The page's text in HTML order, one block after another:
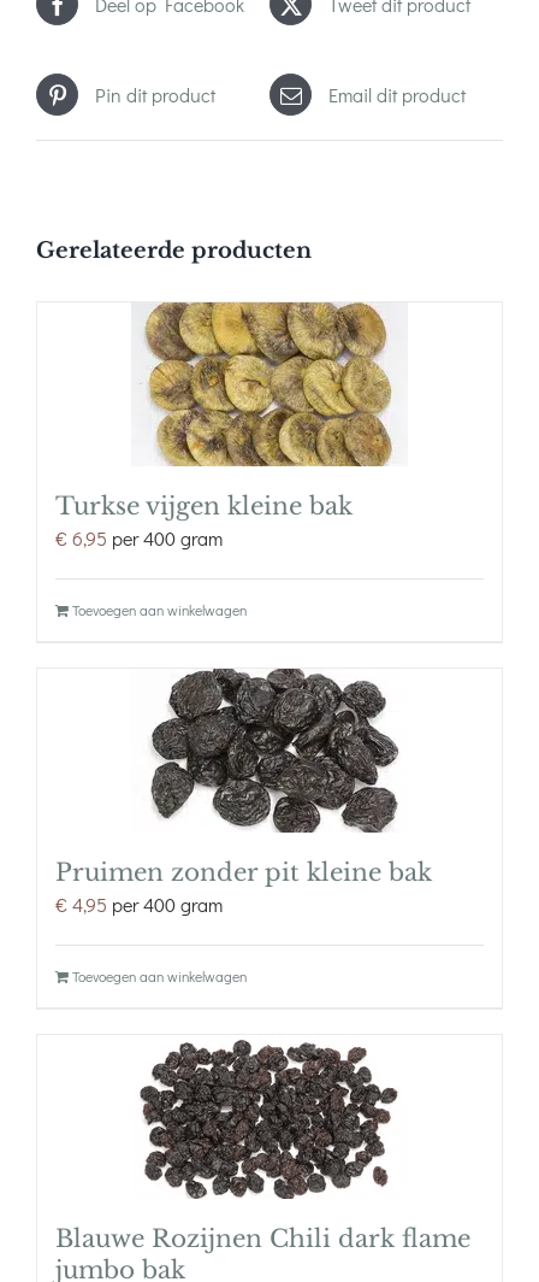
Pin dit product Email dit product
Gerelateerde producten
Turkse vijgen kleine bak
€6,95 per 400 gram
Toevoegen aan winkelwagen
Pruimen zonder pit kleine bak
€4,95 per 400 gram
Toevoegen aan winkelwagen
Blauwe Rozijnen Chili dark flame
jumbo bak